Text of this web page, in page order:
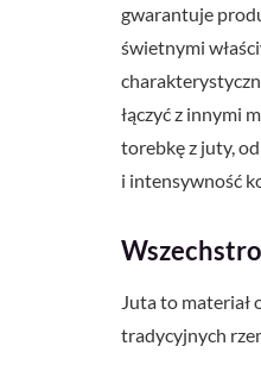
gwarantuje
świetnymi
łączyć z innymi
torebkę z juty,
i intensywność
Juta to
tradycyjnych